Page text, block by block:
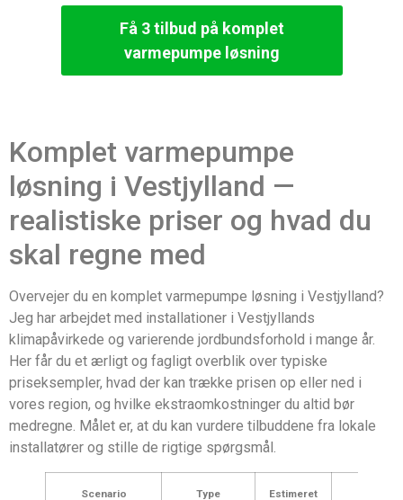
Få 3 tilbud på komplet
varmepumpe løsning
Komplet varmepumpe
løsning i Vestjylland —
realistiske priser og hvad du
skal regne med
Overvejer du en komplet varmepumpe løsning i Vestjylland?
Jeg har arbejdet med installationer i Vestjyllands
klimapåvirkede og varierende jordbundsforhold i mange år.
Her får du et ærligt og fagligt overblik over typiske
priseksempler, hvad der kan trække prisen op eller ned i
vores region, og hvilke ekstraomkostninger du altid bør
medregne. Målet er, at du kan vurdere tilbuddene fra lokale
installatører og stille de rigtige spørgsmål.
Scenario
Type
Estimeret